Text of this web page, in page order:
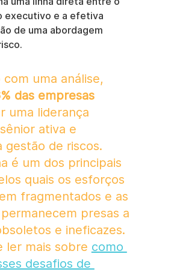
executivo e a efetiva
de uma abordagem
uma análise,
das empresas
uma liderança
ativa e
gestão de riscos.
é um dos principais
quais os esforços
fragmentados e as
presas a
e ineficazes.
ler mais sobre como
desafios de